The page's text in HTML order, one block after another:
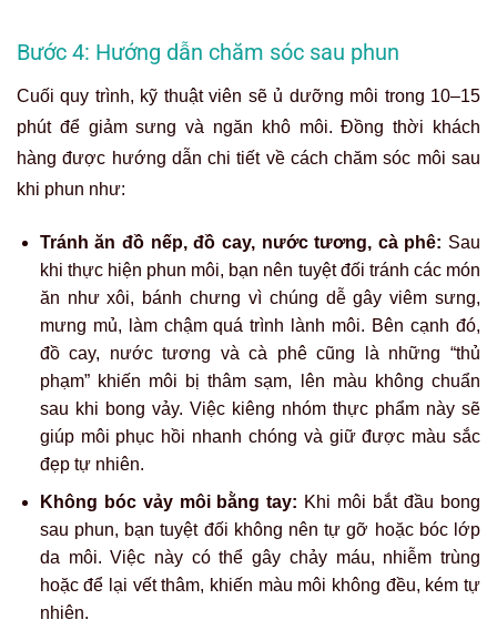
Bước 4: Hướng dẫn chăm sóc sau phun
Cuối quy trình, kỹ thuật viên sẽ ủ dưỡng môi trong 10–15
phút để giảm sưng và ngăn khô môi. Đồng thời khách
hàng được hướng dẫn chi tiết về cách chăm sóc môi sau
khi phun như:
Tránh ăn đồ nếp, đồ cay, nước tương, cà phê: Sau
khi thực hiện phun môi, bạn nên tuyệt đối tránh các món
ăn như xôi, bánh chưng vì chúng dễ gây viêm sưng,
mưng mủ, làm chậm quá trình lành môi. Bên cạnh đó,
đồ cay, nước tương và cà phê cũng là những “thủ
phạm” khiến môi bị thâm sạm, lên màu không chuẩn
sau khi bong vảy. Việc kiêng nhóm thực phẩm này sẽ
giúp môi phục hồi nhanh chóng và giữ được màu sắc
đẹp tự nhiên.
Không bóc vảy môi bằng tay: Khi môi bắt đầu bong
sau phun, bạn tuyệt đối không nên tự gỡ hoặc bóc lớp
da môi. Việc này có thể gây chảy máu, nhiễm trùng
hoặc để lại vết thâm, khiến màu môi không đều, kém tự
nhiên.